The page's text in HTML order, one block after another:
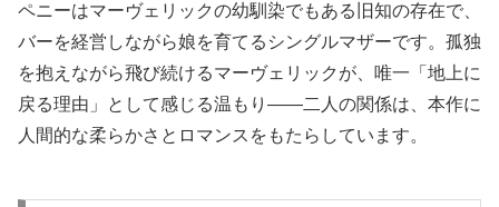
ペニーはマーヴェリックの幼馴染でもある旧知の存在で、
バーを経営しながら娘を育てるシングルマザーです。孤独
を抱えながら飛び続けるマーヴェリックが、唯一「地上に
戻る理由」として感じる温もり——二人の関係は、本作に
人間的な柔らかさとロマンスをもたらしています。